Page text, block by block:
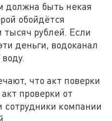
должна быть некая
обойдётся
тысяч рублей. Если
деньги, водоканал
что акт поверки
проверки от
сотрудники компании